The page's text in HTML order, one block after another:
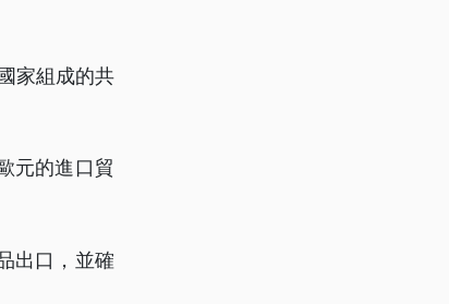
家組成的共
元的進口貿
出口，並確